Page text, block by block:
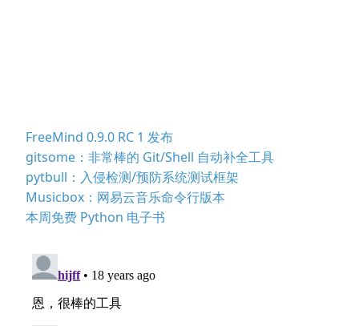
FreeMind 0.9.0 RC 1 发布
gitsome：非常棒的 Git/Shell 自动补全工具
pytbull：入侵检测/预防系统测试框架
Musicbox：网易云音乐命令行版本
本周免费 Python 电子书